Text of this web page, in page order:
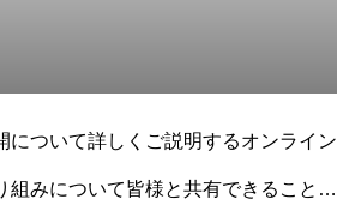
ついて詳しくご説明するオンライン
みについて皆様と共有できることを